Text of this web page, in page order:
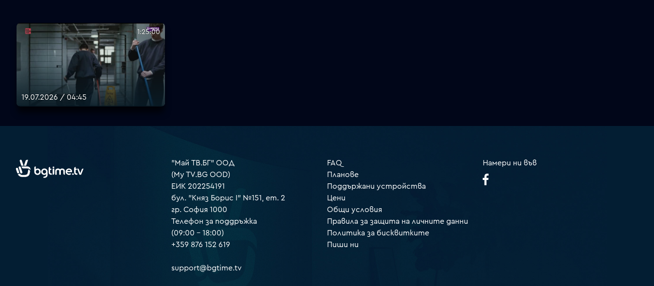
1:25:00
19.07.2026 / 04:45
"Май ТВ.БГ" ООД
(My TV.BG OOD)
ЕИК 202254191
бул. "Княз Борис I" №151, ет. 2
гр. София 1000
Телефон за поддръжка
(09:00 – 18:00)
+359 876 152 619
support@bgtime.tv
FAQ
Планове
Поддържани устройства
Цени
Общи условия
Правила за защита на личните данни
Политика за бисквитките
Пиши ни
Намери ни във